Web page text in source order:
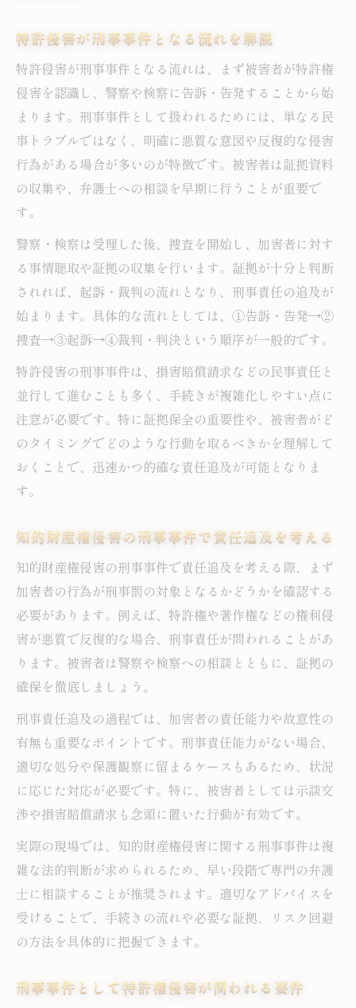
特許侵害が刑事事件となる流れを解説
特許侵害が刑事事件となる流れは、まず被害者が特許権
侵害を認識し、警察や検察に告訴・告発することから始
まります。刑事事件として扱われるためには、単なる民
事トラブルではなく、明確に悪質な意図や反復的な侵害
行為がある場合が多いのが特徴です。被害者は証拠資料
の収集や、弁護士への相談を早期に行うことが重要で
す。
警察・検察は受理した後、捜査を開始し、加害者に対す
る事情聴取や証拠の収集を行います。証拠が十分と判断
されれば、起訴・裁判の流れとなり、刑事責任の追及が
始まります。具体的な流れとしては、①告訴・告発→②
捜査→③起訴→④裁判・判決という順序が一般的です。
特許侵害の刑事事件は、損害賠償請求などの民事責任と
並行して進むことも多く、手続きが複雑化しやすい点に
注意が必要です。特に証拠保全の重要性や、被害者がど
のタイミングでどのような行動を取るべきかを理解して
おくことで、迅速かつ的確な責任追及が可能となりま
す。
知的財産権侵害の刑事事件で責任追及を考える
知的財産権侵害の刑事事件で責任追及を考える際、まず
加害者の行為が刑事罰の対象となるかどうかを確認する
必要があります。例えば、特許権や著作権などの権利侵
害が悪質で反復的な場合、刑事責任が問われることがあ
ります。被害者は警察や検察への相談とともに、証拠の
確保を徹底しましょう。
刑事責任追及の過程では、加害者の責任能力や故意性の
有無も重要なポイントです。刑事責任能力がない場合、
適切な処分や保護観察に留まるケースもあるため、状況
に応じた対応が必要です。特に、被害者としては示談交
渉や損害賠償請求も念頭に置いた行動が有効です。
実際の現場では、知的財産権侵害に関する刑事事件は複
雑な法的判断が求められるため、早い段階で専門の弁護
士に相談することが推奨されます。適切なアドバイスを
受けることで、手続きの流れや必要な証拠、リスク回避
の方法を具体的に把握できます。
刑事事件として特許権侵害が問われる要件